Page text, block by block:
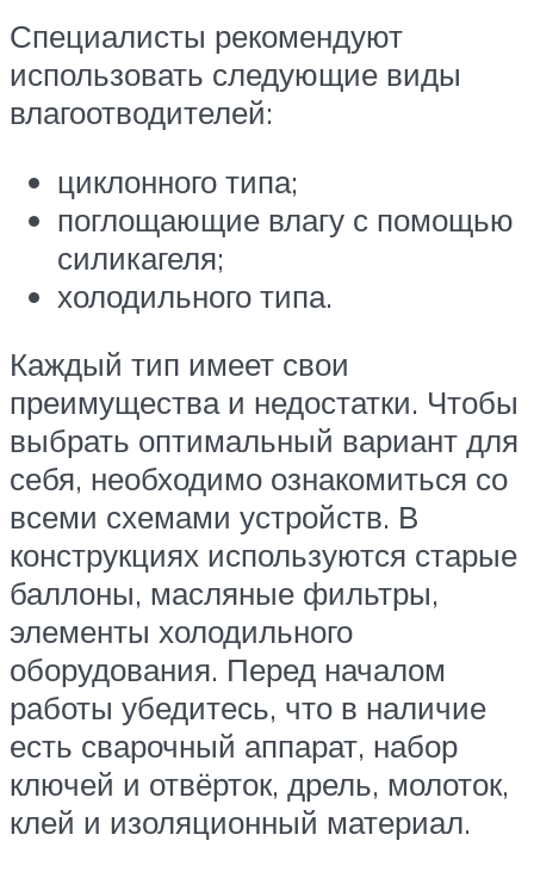
Специалисты рекомендуют
использовать следующие виды
влагоотводителей:
циклонного типа;
поглощающие влагу с помощью
силикагеля;
холодильного типа.
Каждый тип имеет свои
преимущества и недостатки. Чтобы
выбрать оптимальный вариант для
себя, необходимо ознакомиться со
всеми схемами устройств. В
конструкциях используются старые
баллоны, масляные фильтры,
элементы холодильного
оборудования. Перед началом
работы убедитесь, что в наличие
есть сварочный аппарат, набор
ключей и отвёрток, дрель, молоток,
клей и изоляционный материал.